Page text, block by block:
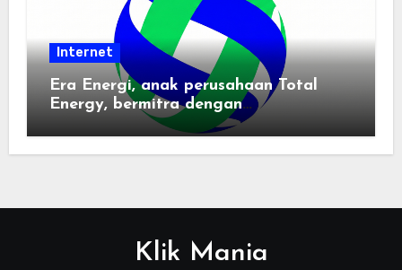
Internet
Era Energi, anak perusahaan Total
Energy, bermitra dengan
Zhuochuangtong untuk mempercepat
transisi energi Indonesia — raksasa
Klik Mania